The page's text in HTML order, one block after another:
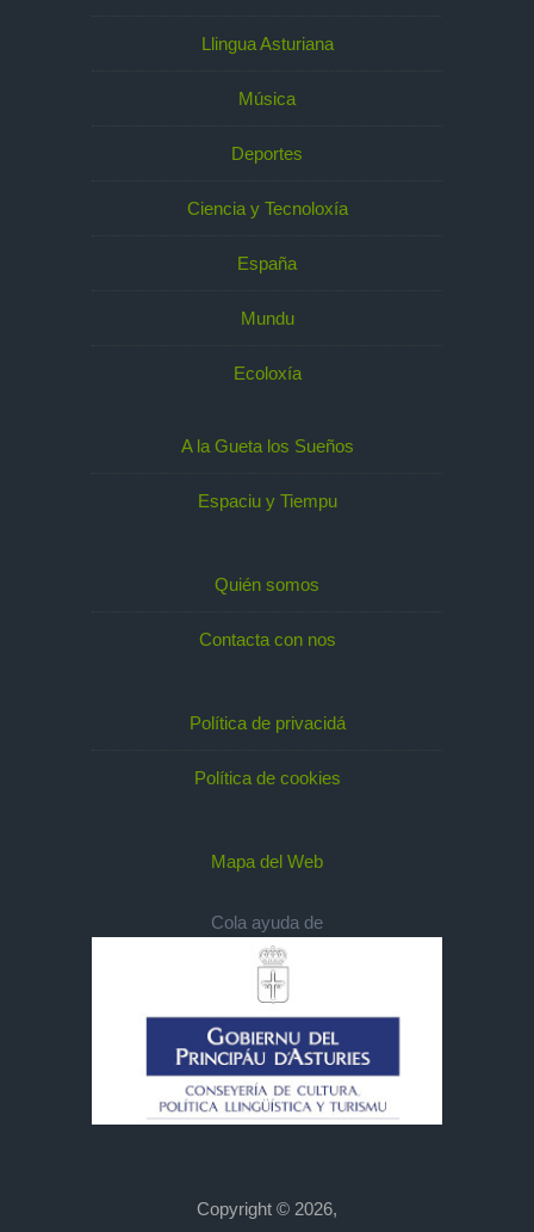
Llingua Asturiana
Música
Deportes
Ciencia y Tecnoloxía
España
Mundu
Ecoloxía
A la Gueta los Sueños
Espaciu y Tiempu
Quién somos
Contacta con nos
Política de privacidá
Política de cookies
Mapa del Web
Cola ayuda de
Copyright © 2026,